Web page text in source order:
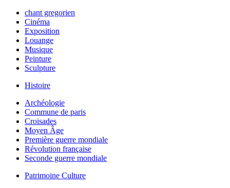
chant gregorien
Cinéma
Exposition
Louange
Musique
Peinture
Sculpture
Histoire
Archéologie
Commune de paris
Croisades
Moyen Âge
Première guerre mondiale
Révolution française
Seconde guerre mondiale
Patrimoine Culture